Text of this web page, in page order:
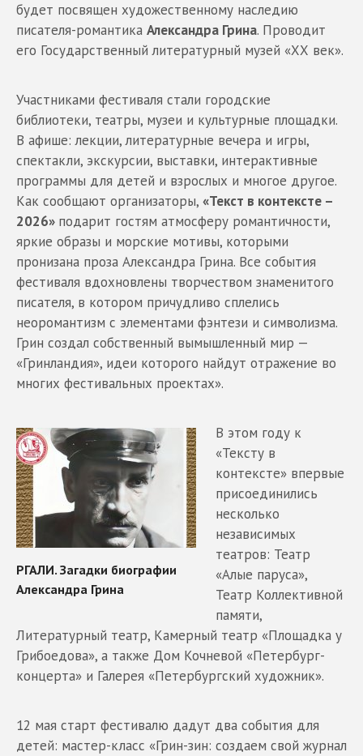
будет посвящен художественному наследию
писателя-романтика Александра Грина. Проводит
его Государственный литературный музей «ХХ век».
Участниками фестиваля стали городские
библиотеки, театры, музеи и культурные площадки.
В афише: лекции, литературные вечера и игры,
спектакли, экскурсии, выставки, интерактивные
программы для детей и взрослых и многое другое.
Как сообщают организаторы, «Текст в контексте –
2026» подарит гостям атмосферу романтичности,
яркие образы и морские мотивы, которыми
пронизана проза Александра Грина. Все события
фестиваля вдохновлены творчеством знаменитого
писателя, в котором причудливо сплелись
неоромантизм с элементами фэнтези и символизма.
Грин создал собственный вымышленный мир —
«Гринландия», идеи которого найдут отражение во
многих фестивальных проектах».
В этом году к
«Тексту в
контексте» впервые
присоединились
несколько
независимых
театров: Театр
«Алые паруса»,
Театр Коллективной
памяти,
Литературный театр, Камерный театр «Площадка у
Грибоедова», а также Дом Кочневой «Петербург-
концерта» и Галерея «Петербургский художник».
12 мая старт фестивалю дадут два события для
детей: мастер-класс «Грин-зин: создаем свой журнал